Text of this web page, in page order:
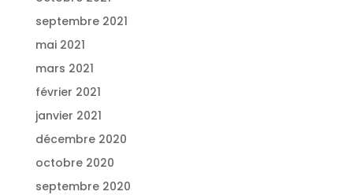
septembre 2021
mai 2021
mars 2021
février 2021
janvier 2021
décembre 2020
octobre 2020
septembre 2020